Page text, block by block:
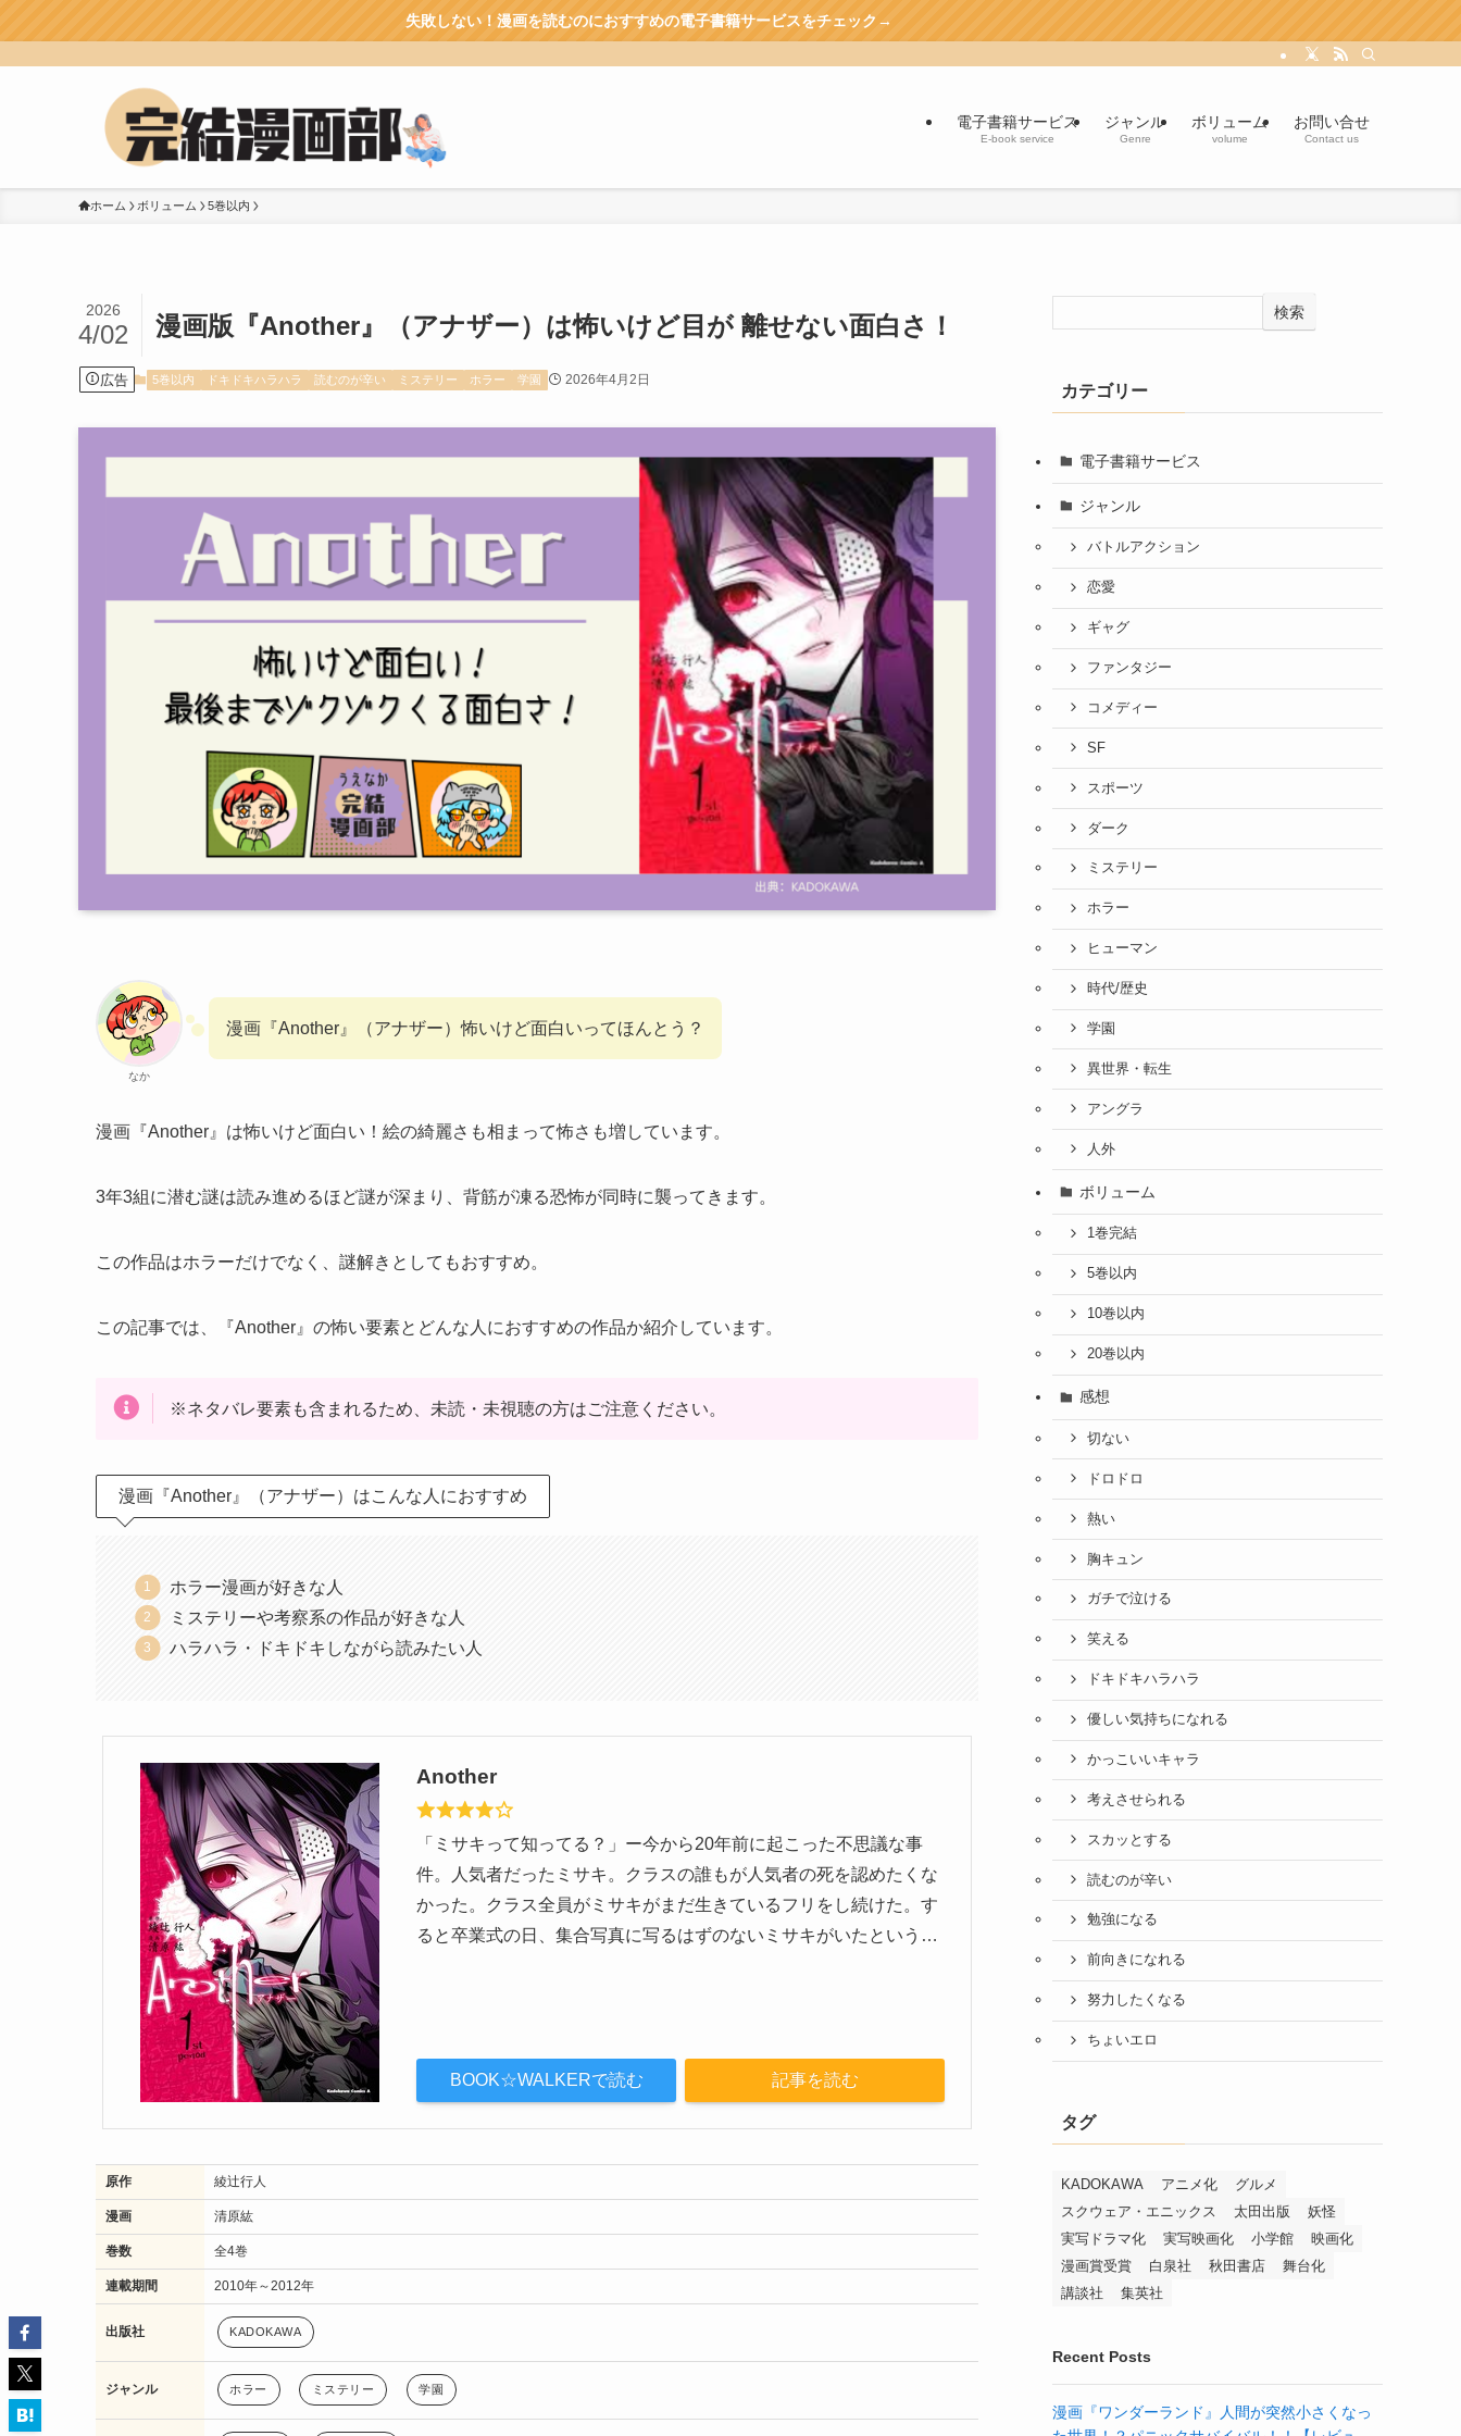
失敗しない！漫画を読むのにおすすめの電子書籍サービスをチェック→
電子書籍サービス
E-book service
ジャンル
Genre
ボリューム
volume
お問い合せ
Contact us
ホーム ボリューム 5巻以内
漫画版『Another』（アナザー）は怖いけど目が 離せない面白さ！
2026
4/02
広告 5巻以内 ドキドキハラハラ 読むのが辛い ミステリー ホラー 学園 2026年4月2日
なか
漫画『Another』（アナザー）怖いけど面白いってほんとう？
漫画『Another』は怖いけど面白い！絵の綺麗さも相まって怖さも増しています。
3年3組に潜む謎は読み進めるほど謎が深まり、背筋が凍る恐怖が同時に襲ってきます。
この作品はホラーだけでなく、謎解きとしてもおすすめ。
この記事では、『Another』の怖い要素とどんな人におすすめの作品か紹介しています。
※ネタバレ要素も含まれるため、未読・未視聴の方はご注意ください。
漫画『Another』（アナザー）はこんな人におすすめ
ホラー漫画が好きな人
ミステリーや考察系の作品が好きな人
ハラハラ・ドキドキしながら読みたい人
Another
「ミサキって知ってる？」ー今から20年前に起こった不思議な事
件。人気者だったミサキ。クラスの誰もが人気者の死を認めたくな
かった。クラス全員がミサキがまだ生きているフリをし続けた。す
ると卒業式の日、集合写真に写るはずのないミサキがいたという…
BOOK☆WALKERで読む 記事を読む
原作 綾辻行人
漫画 清原紘
巻数 全4巻
連載期間 2010年～2012年
出版社 KADOKAWA
ジャンル ホラー ミステリー 学園
検索
カテゴリー
電子書籍サービス
ジャンル
バトルアクション
恋愛
ギャグ
ファンタジー
コメディー
SF
スポーツ
ダーク
ミステリー
ホラー
ヒューマン
時代/歴史
学園
異世界・転生
アングラ
人外
ボリューム
1巻完結
5巻以内
10巻以内
20巻以内
感想
切ない
ドロドロ
熱い
胸キュン
ガチで泣ける
笑える
ドキドキハラハラ
優しい気持ちになれる
かっこいいキャラ
考えさせられる
スカッとする
読むのが辛い
勉強になる
前向きになれる
努力したくなる
ちょいエロ
タグ
KADOKAWA アニメ化
グルメ
スクウェア・エニックス
太田出版
妖怪
実写ドラマ化
実写映画化 小学館
映画化
漫画賞受賞
白泉社 秋田書店
舞台化
講談社
集英社
Recent Posts
漫画『ワンダーランド』人間が突然小さくなっ